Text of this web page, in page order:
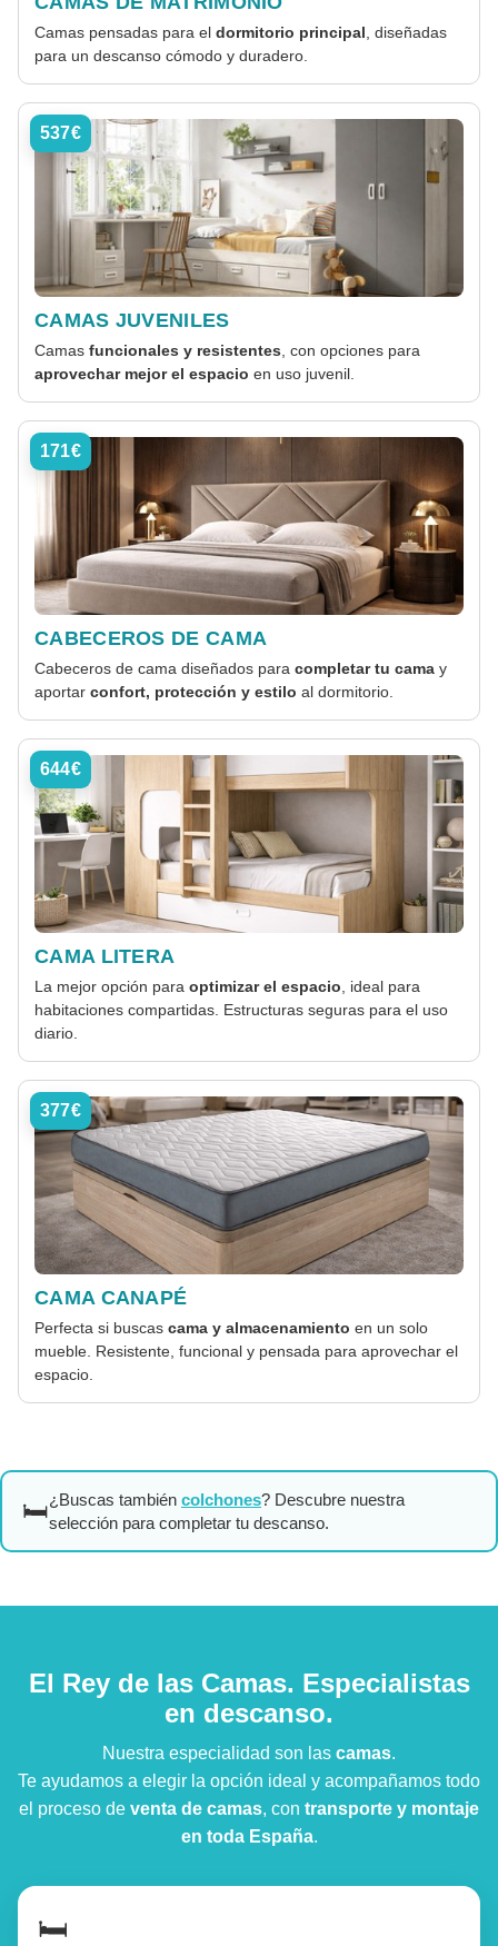
Camas pensadas para el dormitorio principal , diseñadas
para un descanso cómodo y duradero.
537€
CAMAS JUVENILES
Camas funcionales y resistentes , con opciones para
aprovechar mejor el espacio en uso juvenil.
171€
CABECEROS DE CAMA
Cabeceros de cama diseñados para completar tu cama y
aportar confort, protección y estilo al dormitorio.
644€
CAMA LITERA
La mejor opción para optimizar el espacio , ideal para
habitaciones compartidas. Estructuras seguras para el uso
diario.
377€
CAMA CANAPÉ
Perfecta si buscas cama y almacenamiento en un solo
mueble. Resistente, funcional y pensada para aprovechar el
espacio.
🛏️¿Buscas también colchones? Descubre nuestra
selección para completar tu descanso.
El Rey de las Camas. Especialistas
en descanso.
Nuestra especialidad son las camas.
Te ayudamos a elegir la opción ideal y acompañamos todo
el proceso de venta de camas, con transporte y montaje
en toda España.
🛏️